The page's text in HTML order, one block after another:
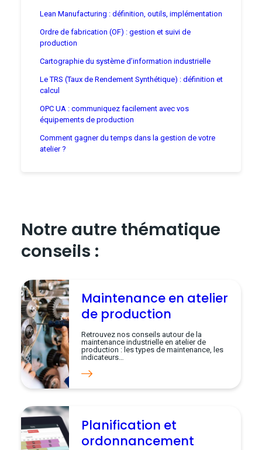
Lean Manufacturing : définition, outils, implémentation
Ordre de fabrication (OF) : gestion et suivi de
production
Cartographie du système d’information industrielle
Le TRS (Taux de Rendement Synthétique) : définition et
calcul
OPC UA : communiquez facilement avec vos
équipements de production
Comment gagner du temps dans la gestion de votre
atelier ?
Notre autre thématique
conseils :
Maintenance en atelier
de production
Retrouvez nos conseils autour de la
maintenance industrielle en atelier de
production : les types de maintenance, les
indicateurs…
Planification et
ordonnancement